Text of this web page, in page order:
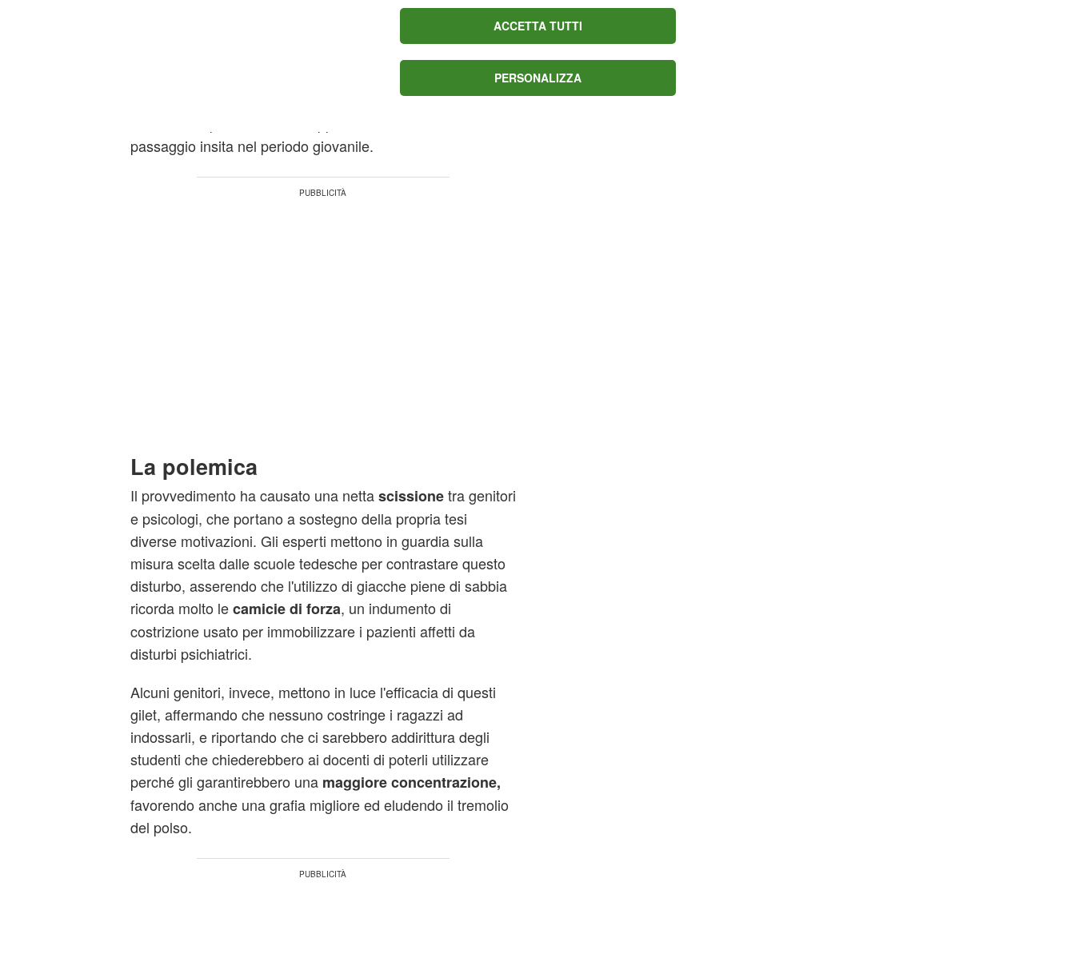
situazioni appare piuttosto complicato, ma è necessario
comportamenti dei ragazzi, al fine di evitare di scambiare
una normale propensione dell'infanzia che spinge i soggetti
a vivere in modo spensierato, con un disturbo quale l'Adhd
passaggio insita nel periodo giovanile.
La polemica
Il provvedimento ha causato una nettascissionetra genitori
e psicologi, che portano a sostegno della propria tesi
diverse motivazioni. Gli esperti mettono in guardia sulla
misura scelta dalle scuole tedesche per contrastare questo
disturbo, asserendo che l'utilizzo di giacche piene di sabbia
ricorda molto lecamicie di forza, un indumento di
costrizione usato per immobilizzare i pazienti affetti da
disturbi psichiatrici.
Alcuni genitori, invece, mettono in luce l'efficacia di questi
gilet, affermando che nessuno costringe i ragazzi ad
indossarli, e riportando che ci sarebbero addirittura degli
studenti che chiederebbero ai docenti di poterli utilizzare
perché gli garantirebbero una maggiore concentrazione,
favorendo anche una grafia migliore ed eludendo il tremolio
del polso.
ACCETTA TUTTI
PERSONALIZZA